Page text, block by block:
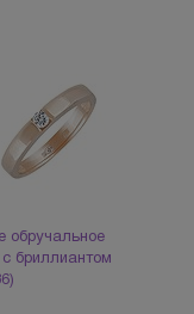
обручальное
с бриллиантом